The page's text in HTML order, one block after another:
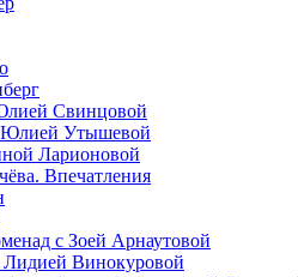
Свинцовой
Юлией Утышевой
Ларионовой
Впечатления
с Зоей Арнаутовой
Лидией Винокуровой